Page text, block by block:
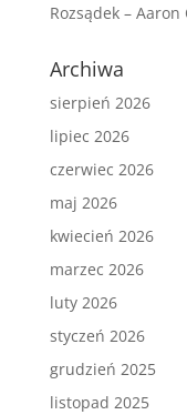
Rozsądek – Aaron
Archiwa
sierpień 2026
lipiec 2026
czerwiec 2026
maj 2026
kwiecień 2026
marzec 2026
luty 2026
styczeń 2026
grudzień 2025
listopad 2025